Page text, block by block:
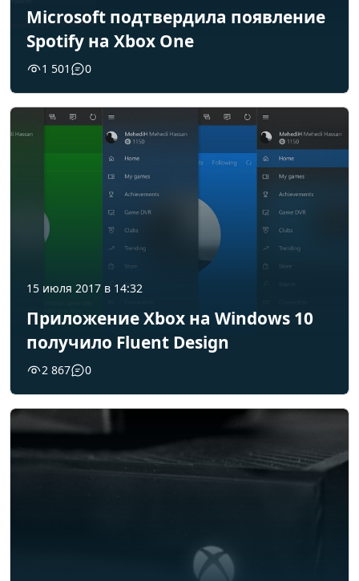
Microsoft подтвердила появление
Spotify на Xbox One
1 501 0
15 июля 2017 в 14:32
Приложение Xbox на Windows 10
получило Fluent Design
2 867 0